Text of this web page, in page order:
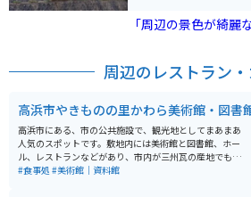
日には伊良湖岬から鳥羽、
別名「あじさいライン」と
場周辺ではイルミネーションも行
「周辺の景色が綺麗
周辺のレストラン
高浜市やきものの里かわら美術館・図書
高浜市にある、市の公共施設で、観光地としてまあまあ
人気のスポットです。敷地内には美術館と図書館、ホー
ル、レストランなどがあり、市内が三州瓦の産地でもあ
ることから、瓦に特化した美術館になっています。 特に
#食事処 #美術館｜資料館